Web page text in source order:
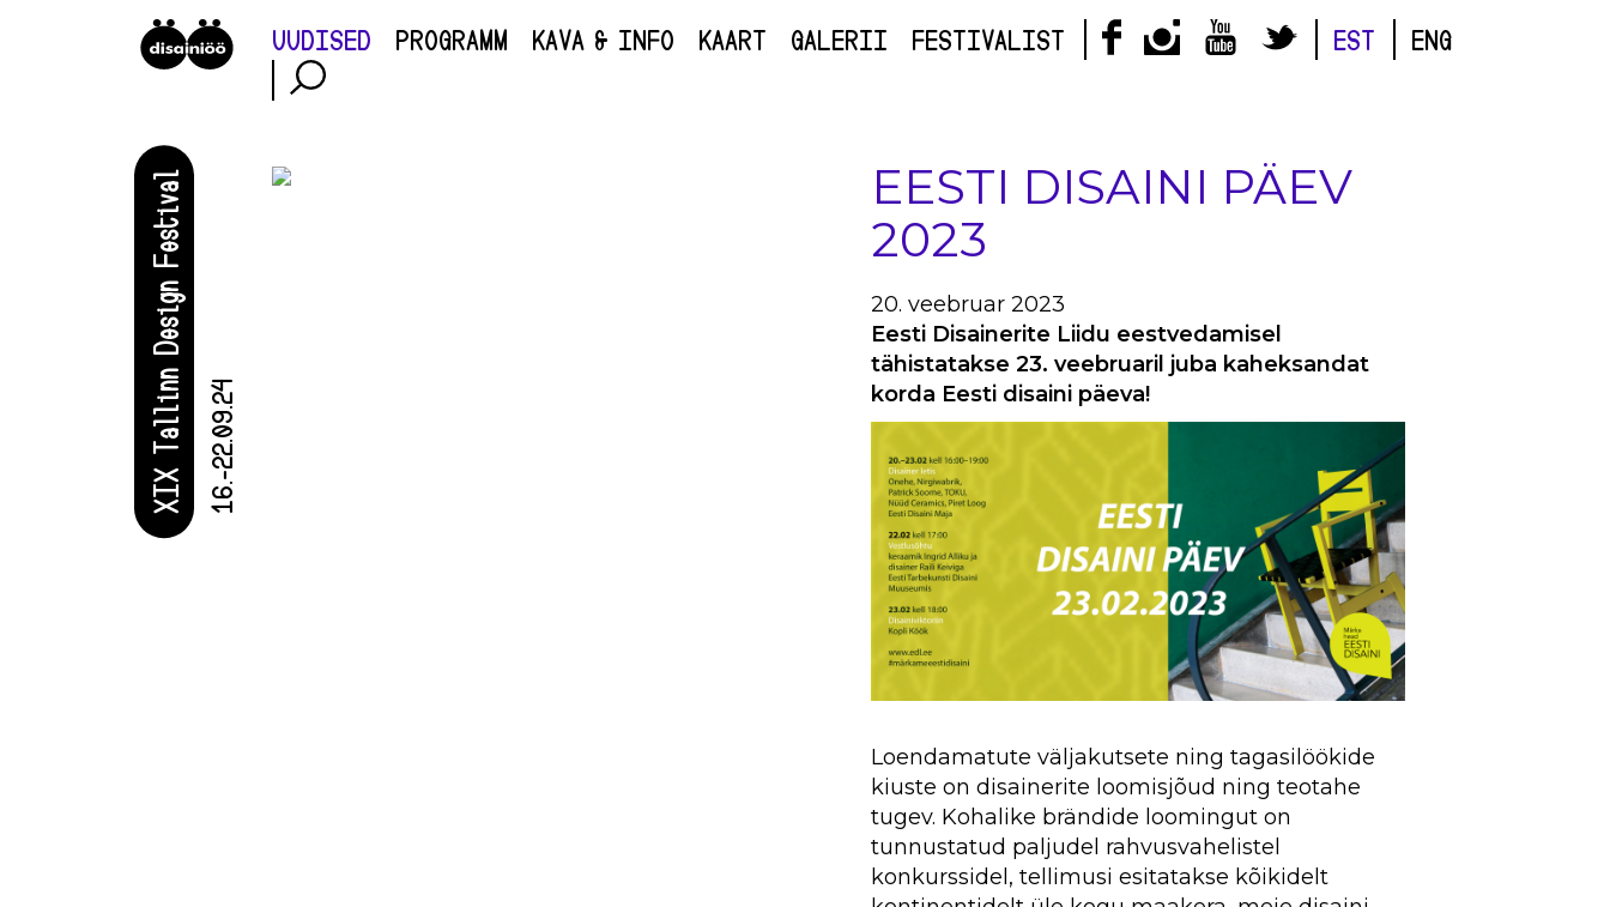
UUDISED PROGRAMM KAVA & INFO KAART GALERII FESTIVALIST EST ENG
XIX Tallinn Design Festival 16.-22.09.24
EESTI DISAINI PÄEV
2023
20. veebruar 2023
Eesti Disainerite Liidu eestvedamisel
tähistatakse 23. veebruaril juba kaheksandat
korda Eesti disaini päeva!
Loendamatute väljakutsete ning tagasilöökide
kiuste on disainerite loomisjõud ning teotahe
tugev. Kohalike brändide loomingut on
tunnustatud paljudel rahvusvahelistel
konkurssidel, tellimusi esitatakse kõikidelt